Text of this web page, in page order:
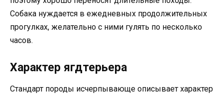
Собака нуждается в ежедневных продолжительных
прогулках, желательно с ними гулять по несколько
часов.
Характер ягдтерьера
Стандарт породы исчерпывающе описывает характер